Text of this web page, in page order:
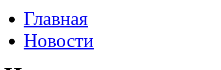
Главная
Новости